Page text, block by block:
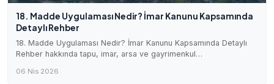
18. Madde Uygulaması Nedir? İmar Kanunu Kapsamında
Detaylı Rehber
18. Madde Uygulaması Nedir? İmar Kanunu Kapsamında Detaylı
Rehber hakkında tapu, imar, arsa ve gayrimenkul…
06 Nis 2026